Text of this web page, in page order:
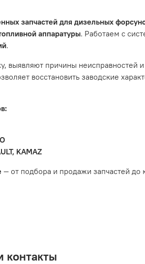
естественному износу. Это
или чрезмерным износом.
запчастей для дизельных
аппаратуры. Работаем с
.
выявляют причины неисправностей
восстановить заводские
KAMAZ
— от подбора и продажи запчастей до
контакты